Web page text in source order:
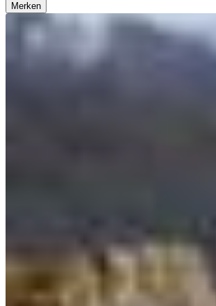
Merken